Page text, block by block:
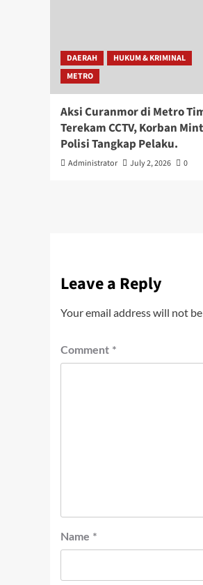
DAERAH
HUKUM & KRIMINAL
METRO
Aksi Curanmor di Metro
Terekam CCTV, Korban
Polisi Tangkap Pelaku.
Administrator July 2, 2026 0
Leave a Reply
Your email address will not
Comment *
Name *